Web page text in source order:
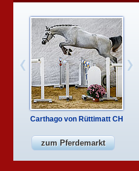
Carthago von Rüttimatt CH
zum Pferdemarkt